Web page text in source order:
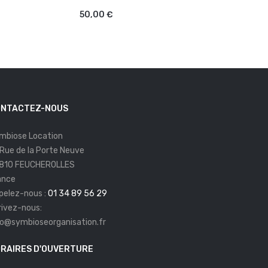
50,00 €
NOUS
Location
de la Porte Neuve
FEUCHEROLLES
nous : 01 34 89 56 29
nous:
D'OUVERTURE